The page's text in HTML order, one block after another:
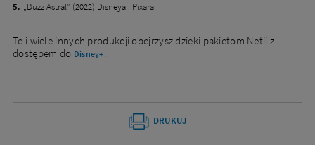
„Buzz Astral” (2022) Disneya i Pixara
Te i wiele innych produkcji obejrzysz dzięki pakietom Netii z
dostępem do Disney+.
DRUKUJ